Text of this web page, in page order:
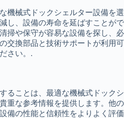
機械式ドックシェルター設備を選
し、設備の寿命を延ばすことがで
掃や保守が容易な設備を探し、必
交換部品と技術サポートが利用可
さい。.
ることは、最適な機械式ドックシ
重な参考情報を提供します。他の
備の性能と信頼性をよりよく評価